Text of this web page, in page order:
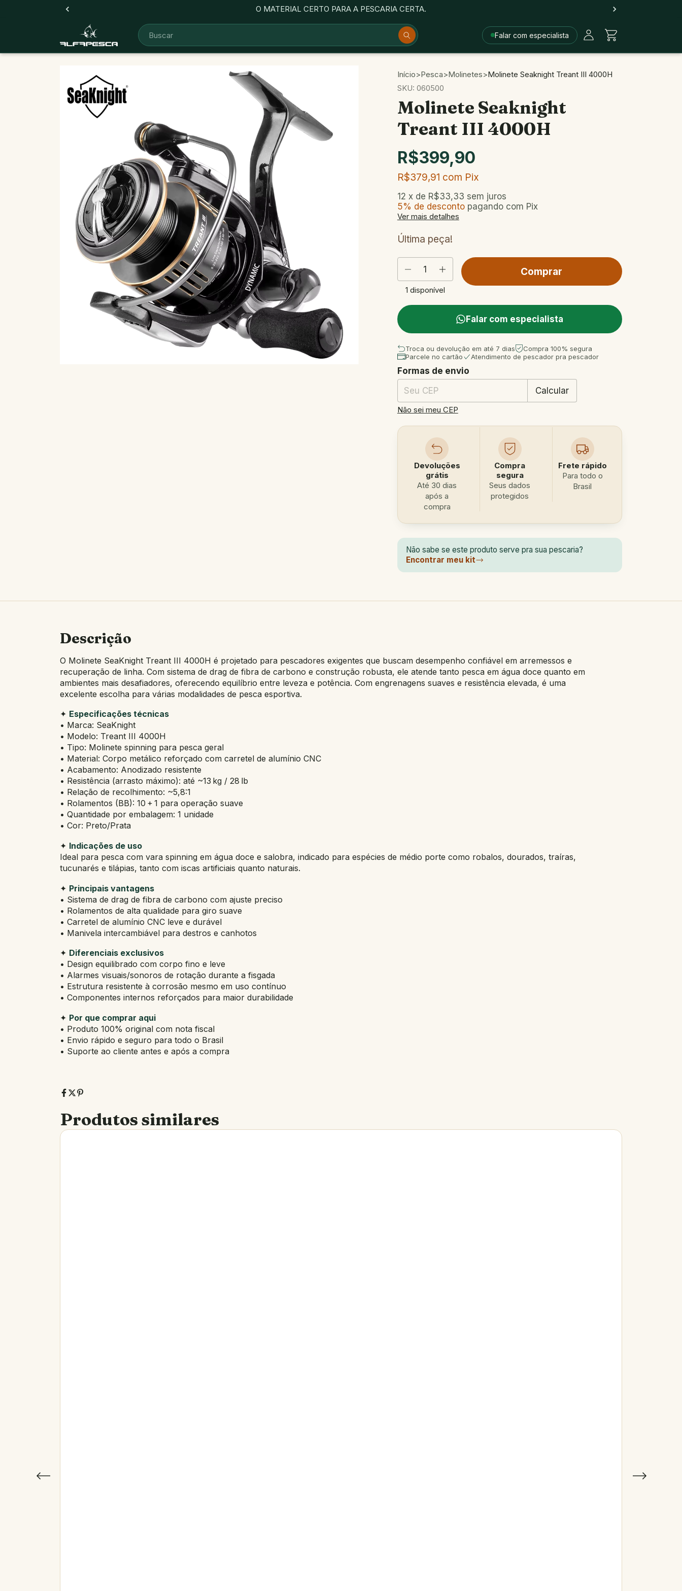
O MATERIAL CERTO PARA A PESCARIA CERTA.
Falar com especialista
Início>Pesca>Molinetes>Molinete Seaknight Treant III 4000H
SKU: 060500
Molinete Seaknight
Treant III 4000H
R$399,90
R$379,91 com Pix
12 x de R$33,33 sem juros
5% de descontopagando com Pix
Ver mais detalhes
Última peça!
1 disponível
Falar com especialista
Troca ou devolução em até 7 dias
Compra 100% segura
Parcele no cartão
Atendimento de pescador pra pescador
Entregas para o CEP:
Formas de envio
Calcular
Não sei meu CEP
Devoluções
grátis
Até 30 dias
após a
compra
Compra
segura
Seus dados
protegidos
Frete rápido
Para todo o
Brasil
Não sabe se este produto serve pra sua pescaria?
Encontrar meu kit
Descrição
O Molinete SeaKnight Treant III 4000H é projetado para pescadores exigentes que buscam desempenho confiável em arremessos e
recuperação de linha. Com sistema de drag de fibra de carbono e construção robusta, ele atende tanto pesca em água doce quanto em
ambientes mais desafiadores, oferecendo equilíbrio entre leveza e potência. Com engrenagens suaves e resistência elevada, é uma
excelente escolha para várias modalidades de pesca esportiva.
✦ Especificações técnicas
• Marca: SeaKnight
• Modelo: Treant III 4000H
• Tipo: Molinete spinning para pesca geral
• Material: Corpo metálico reforçado com carretel de alumínio CNC
• Acabamento: Anodizado resistente
• Resistência (arrasto máximo): até ~13 kg / 28 lb
• Relação de recolhimento: ~5,8:1
• Rolamentos (BB): 10 + 1 para operação suave
• Quantidade por embalagem: 1 unidade
• Cor: Preto/Prata
✦ Indicações de uso
Ideal para pesca com vara spinning em água doce e salobra, indicado para espécies de médio porte como robalos, dourados, traíras,
tucunarés e tilápias, tanto com iscas artificiais quanto naturais.
✦ Principais vantagens
• Sistema de drag de fibra de carbono com ajuste preciso
• Rolamentos de alta qualidade para giro suave
• Carretel de alumínio CNC leve e durável
• Manivela intercambiável para destros e canhotos
✦ Diferenciais exclusivos
• Design equilibrado com corpo fino e leve
• Alarmes visuais/sonoros de rotação durante a fisgada
• Estrutura resistente à corrosão mesmo em uso contínuo
• Componentes internos reforçados para maior durabilidade
✦ Por que comprar aqui
• Produto 100% original com nota fiscal
• Envio rápido e seguro para todo o Brasil
• Suporte ao cliente antes e após a compra
Produtos similares